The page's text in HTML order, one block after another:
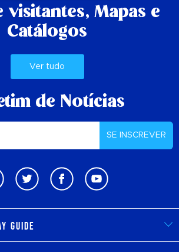
visitantes, Mapas e
Catálogos
Ver tudo
de Notícias
SE INSCREVER
Guide